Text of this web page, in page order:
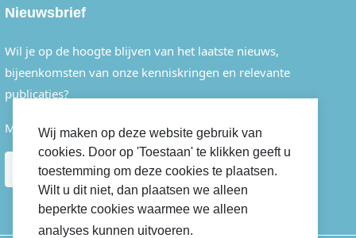
Wij maken op deze website gebruik van
cookies. Door op 'Toestaan' te klikken geeft u
toestemming om deze cookies te plaatsen.
Wilt u dit niet, dan plaatsen we alleen
beperkte cookies waarmee we alleen
analyses kunnen uitvoeren.
Nieuwsbrief
Wil je op de hoogte blijven van het laatste nieuws,
bijeenkomsten van onze kenniskringen en relevante
publicaties?
Meld je dan eenvoudig aan voor onze nieuwsbrief.
AANMELDEN